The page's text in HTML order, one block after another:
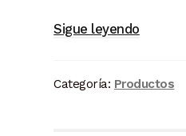
Sigue leyendoGanchos
de
Categoría: Productos